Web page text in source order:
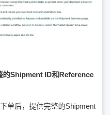
的Shipment ID和Reference
单后，提供完整的Shipment